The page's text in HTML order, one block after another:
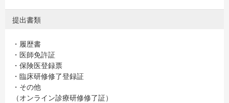
提出書類
・履歴書
・医師免許証
・保険医登録票
・臨床研修修了登録証
・その他
（オンライン診療研修修了証）